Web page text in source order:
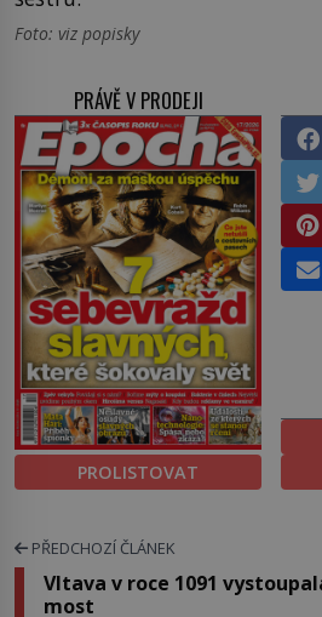
Foto: viz popisky
PRÁVĚ V PRODEJI
PROLISTOVAT
PŘEDCHOZÍ ČLÁNEK
Vltava v roce 1091
most